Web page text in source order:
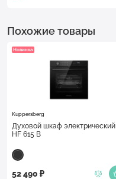
Похожие товары
Новинка
Kuppersberg
Духовой шкаф электрический
HF 615 B
52 490 ₽